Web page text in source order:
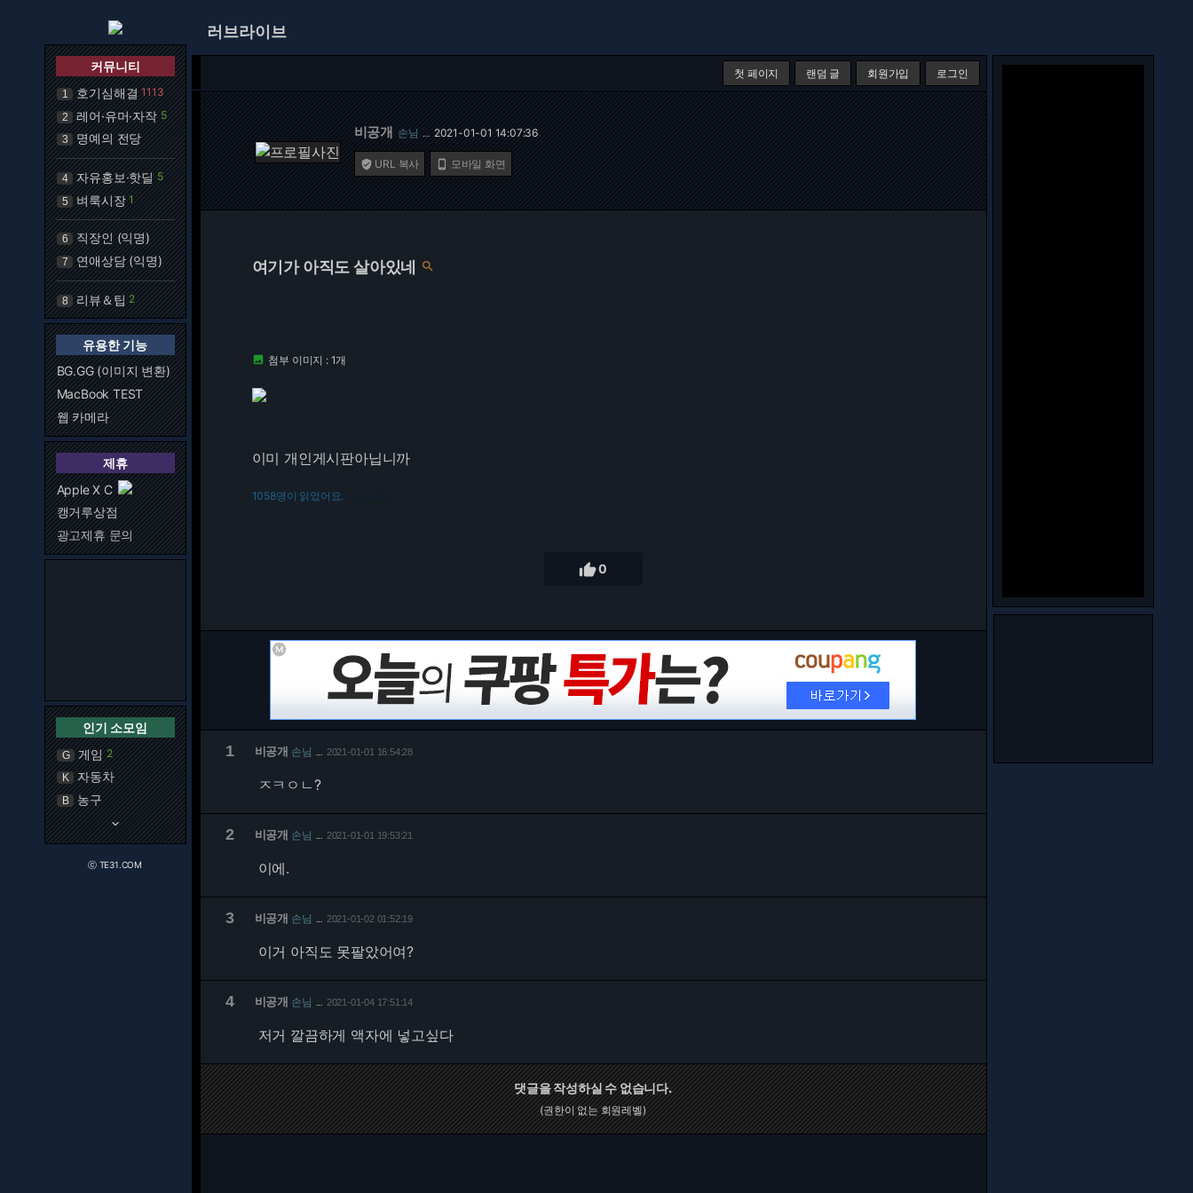
커뮤니티
1 호기심해결 1113
2 레어·유머·자작 5
3 명예의 전당
4 자유홍보·핫딜 5
5 벼룩시장 1
6 직장인 (익명)
7 연애상담 (익명)
8 리뷰＆팁 2
유용한 기능
BG.GG (이미지 변환)
MacBook TEST
웹 카메라
제휴
Apple X C
캥거루상점
광고제휴 문의
인기 소모임
G 게임 2
K 자동차
B 농구
keyboard_arrow_down
ⓒ TE31.COM
러브라이브
첫 페이지 랜덤 글 회원가입 로그인
비공개 손님 … 2021-01-01 14:07:36
 URL 복사  모바일 화면
여기가 아직도 살아있네 
 첨부 이미지 : 1개
이미 개인게시판아닙니까
1058명이 읽었어요.
0
1 비공개 손님 2021-01-01 16:54:28
ㅈㅋㅇㄴ?
2 비공개 손님 2021-01-01 19:53:21
이에.
3 비공개 손님 2021-01-02 01:52:19
이거 아직도 못팔았어여?
4 비공개 손님 2021-01-04 17:51:14
저거 깔끔하게 액자에 넣고싶다
댓글을 작성하실 수 없습니다.
(권한이 없는 회원레벨)